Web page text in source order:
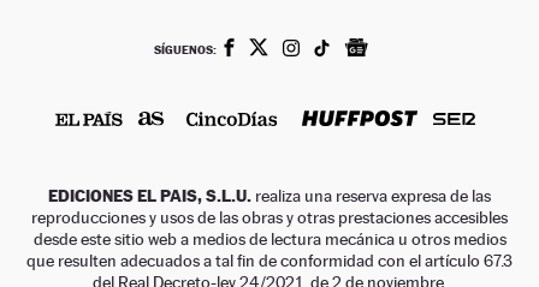
SÍGUENOS:
EDICIONES EL PAIS, S.L.U. realiza una reserva expresa de las
reproducciones y usos de las obras y otras prestaciones accesibles
desde este sitio web a medios de lectura mecánica u otros medios
que resulten adecuados a tal fin de conformidad con el artículo 67.3
del Real Decreto-ley 24/2021, de 2 de noviembre.